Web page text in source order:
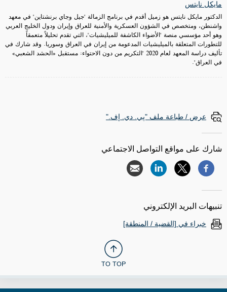
مايكل نايتس
الدكتور مايكل نايتس هو زميل أقدم في برنامج الزمالة "جيل وجاي برنشتاين" في معهد
واشنطن، ومتخصص في الشؤون العسكرية والأمنية للعراق وإيران ودول الخليج العربي
وهو أحد مؤسسي منصة "الأضواء الكاشفة للميليشيات"، التي تقدم تحليلاً متعمقاً
للتطورات المتعلقة بالميليشيات المدعومة من إيران في العراق وسوريا. وقد شارك في
تأليف دراسة المعهد لعام 2020 "التكريم من دون الاحتواء: مستقبل «الحشد الشعبي»
في العراق".
عرض / طباعة ملف "پي. دي. إف."
شارك على مواقع التواصل الاجتماعي
تنبيهات البريد الإلكتروني
خبراء في [القضية / المنطقة]
TO TOP